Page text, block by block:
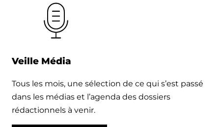
Veille Média
Tous les mois, une sélection de ce qui s’est passé
dans les médias et l’agenda des dossiers
rédactionnels à venir.